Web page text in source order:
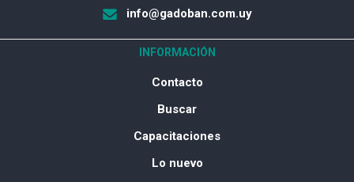
info@gadoban.com.uy
INFORMACIÓN
Contacto
Buscar
Capacitaciones
Lo nuevo